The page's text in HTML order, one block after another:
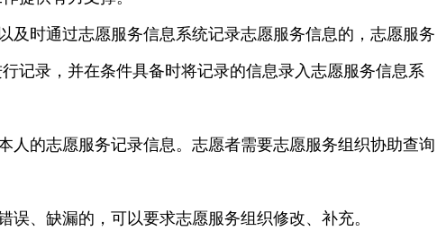
及时通过志愿服务信息系统记录志愿服务信息的，志愿服务
记录，并在条件具备时将记录的信息录入志愿服务信息系
人的志愿服务记录信息。志愿者需要志愿服务组织协助查询
、缺漏的，可以要求志愿服务组织修改、补充。